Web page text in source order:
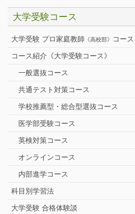
大学受験コース
大学受験 プロ家庭教師 《高校部》 コース
コース紹介《大学受験コース》
一般選抜コース
共通テスト対策コース
学校推薦型・総合型選抜コース
医学部受験コース
英検対策コース
オンラインコース
内部進学コース
科目別学習法
大学受験 合格体験談